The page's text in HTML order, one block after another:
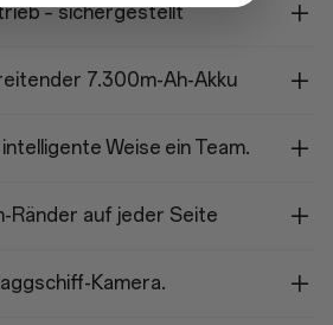
– sichergestellt
7.300m-Ah-Akku
Weise ein Team.
Ränder auf jeder Seite
Kamera.